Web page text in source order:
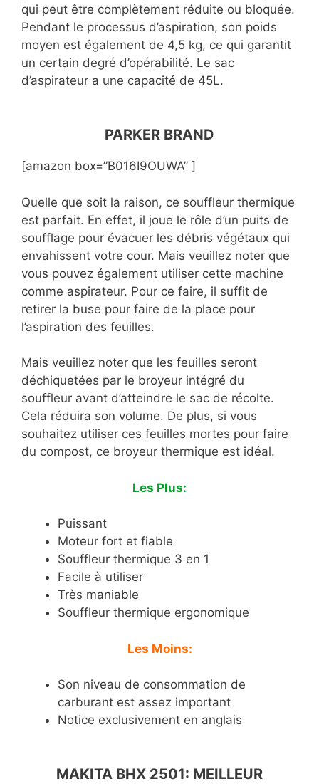
qui peut être complètement réduite ou bloquée.
Pendant le processus d’aspiration, son poids
moyen est également de 4,5 kg, ce qui garantit
un certain degré d’opérabilité. Le sac
d’aspirateur a une capacité de 45L.
PARKER BRAND
[amazon box=”B016I9OUWA” ]
Quelle que soit la raison, ce souffleur thermique
est parfait. En effet, il joue le rôle d’un puits de
soufflage pour évacuer les débris végétaux qui
envahissent votre cour. Mais veuillez noter que
vous pouvez également utiliser cette machine
comme aspirateur. Pour ce faire, il suffit de
retirer la buse pour faire de la place pour
l’aspiration des feuilles.
Mais veuillez noter que les feuilles seront
déchiquetées par le broyeur intégré du
souffleur avant d’atteindre le sac de récolte.
Cela réduira son volume. De plus, si vous
souhaitez utiliser ces feuilles mortes pour faire
du compost, ce broyeur thermique est idéal.
Les Plus:
Puissant
Moteur fort et fiable
Souffleur thermique 3 en 1
Facile à utiliser
Très maniable
Souffleur thermique ergonomique
Les Moins:
Son niveau de consommation de
carburant est assez important
Notice exclusivement en anglais
MAKITA BHX 2501: MEILLEUR